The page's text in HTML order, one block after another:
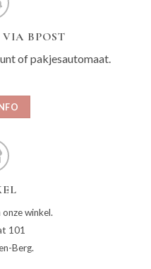
BPOST
of pakjesautomaat.
winkel.
101
Berg.